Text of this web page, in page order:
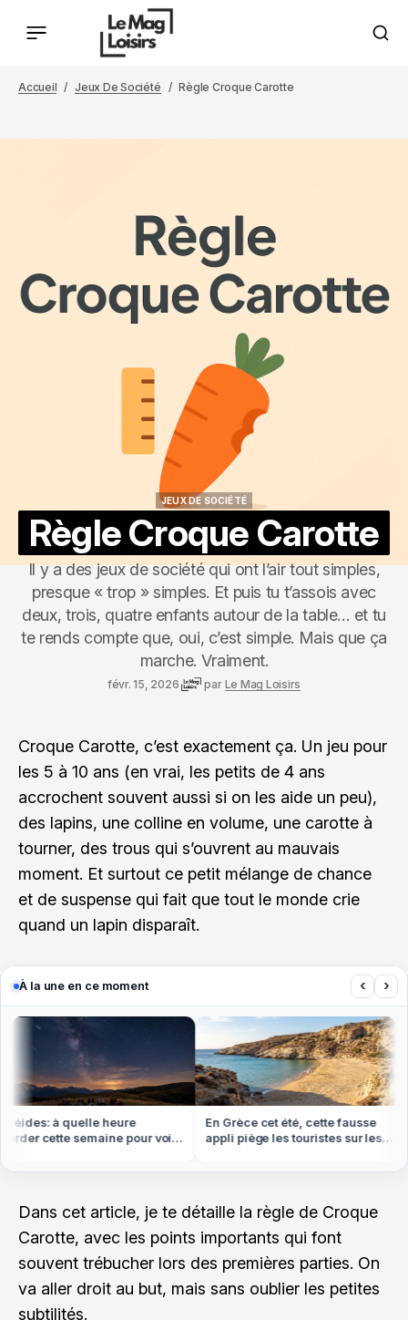
Accueil Jeux De Société Règle Croque Carotte
JEUX DE SOCIÉTÉ
Règle Croque Carotte
Il y a des jeux de société qui ont l’air tout simples,
presque « trop » simples. Et puis tu t’assois avec
deux, trois, quatre enfants autour de la table… et tu
te rends compte que, oui, c’est simple. Mais que ça
marche. Vraiment.
févr. 15, 2026 par Le Mag Loisirs
Croque Carotte, c’est exactement ça. Un jeu pour
les 5 à 10 ans (en vrai, les petits de 4 ans
accrochent souvent aussi si on les aide un peu),
des lapins, une colline en volume, une carotte à
tourner, des trous qui s’ouvrent au mauvais
moment. Et surtout ce petit mélange de chance
et de suspense qui fait que tout le monde crie
quand un lapin disparaît.
À la une en ce moment ‹ ›
à quelle heure
cette semaine pour voir
En Grèce cet été, cette fausse
appli piège les touristes sur les
Dans cet article, je te détaille la règle de Croque
Carotte, avec les points importants qui font
souvent trébucher lors des premières parties. On
va aller droit au but, mais sans oublier les petites
subtilités.